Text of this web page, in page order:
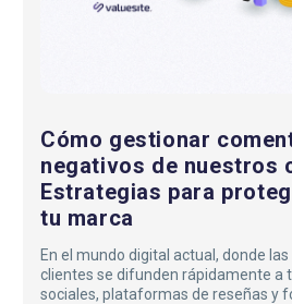
Cómo gestionar
negativos de nuestros
Estrategias para
tu marca
En el mundo digital actual, donde
clientes se difunden rápidamente a
sociales, plataformas de reseñas y